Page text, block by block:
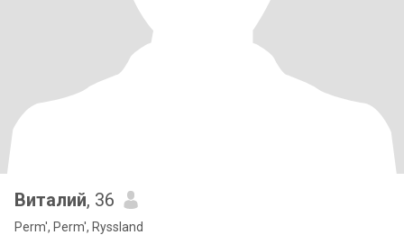
Виталий, 36
Perm', Perm', Ryssland